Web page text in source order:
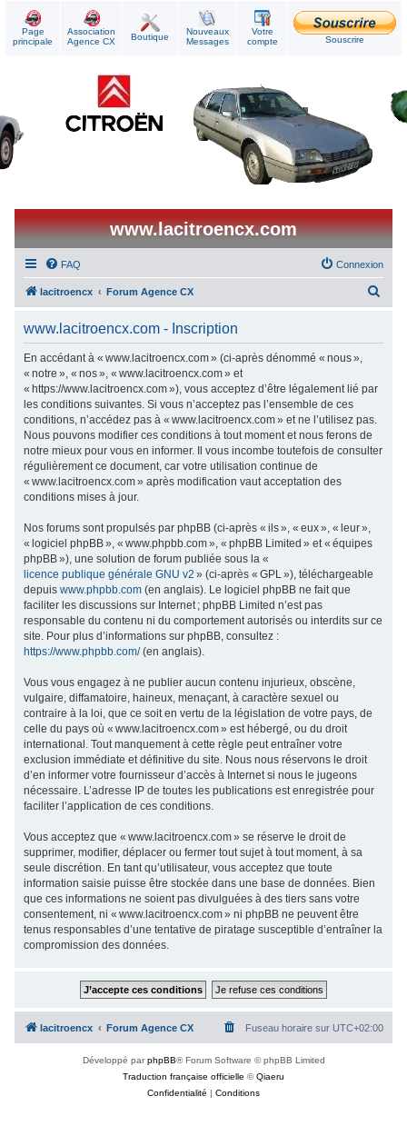
Page
principale
Association
Agence CX
Boutique
Nouveaux
Messages
Votre
compte
Souscrire
www.lacitroencx.com
FAQ Connexion
lacitroencx Forum Agence CX
www.lacitroencx.com - Inscription
En accédant à « www.lacitroencx.com » (ci-après dénommé « nous »,
« notre », « nos », « www.lacitroencx.com » et
« https://www.lacitroencx.com »), vous acceptez d’être légalement lié par
les conditions suivantes. Si vous n’acceptez pas l’ensemble de ces
conditions, n’accédez pas à « www.lacitroencx.com » et ne l’utilisez pas.
Nous pouvons modifier ces conditions à tout moment et nous ferons de
notre mieux pour vous en informer. Il vous incombe toutefois de consulter
régulièrement ce document, car votre utilisation continue de
« www.lacitroencx.com » après modification vaut acceptation des
conditions mises à jour.
Nos forums sont propulsés par phpBB (ci-après « ils », « eux », « leur »,
« logiciel phpBB », « www.phpbb.com », « phpBB Limited » et « équipes
phpBB »), une solution de forum publiée sous la «
licence publique générale GNU v2 » (ci-après « GPL »), téléchargeable
depuiswww.phpbb.com (en anglais). Le logiciel phpBB ne fait que
faciliter les discussions sur Internet ; phpBB Limited n’est pas
responsable du contenu ni du comportement autorisés ou interdits sur ce
site. Pour plus d’informations sur phpBB, consultez :
https://www.phpbb.com/(en anglais).
Vous vous engagez à ne publier aucun contenu injurieux, obscène,
vulgaire, diffamatoire, haineux, menaçant, à caractère sexuel ou
contraire à la loi, que ce soit en vertu de la législation de votre pays, de
celle du pays où « www.lacitroencx.com » est hébergé, ou du droit
international. Tout manquement à cette règle peut entraîner votre
exclusion immédiate et définitive du site. Nous nous réservons le droit
d’en informer votre fournisseur d’accès à Internet si nous le jugeons
nécessaire. L’adresse IP de toutes les publications est enregistrée pour
faciliter l’application de ces conditions.
Vous acceptez que « www.lacitroencx.com » se réserve le droit de
supprimer, modifier, déplacer ou fermer tout sujet à tout moment, à sa
seule discrétion. En tant qu’utilisateur, vous acceptez que toute
information saisie puisse être stockée dans une base de données. Bien
que ces informations ne soient pas divulguées à des tiers sans votre
consentement, ni « www.lacitroencx.com » ni phpBB ne peuvent être
tenus responsables d’une tentative de piratage susceptible d’entraîner la
compromission des données.
lacitroencx Forum Agence CX Fuseau horaire sur UTC+02:00
Développé parphpBB® Forum Software © phpBB Limited
Traduction française officielle ©Qiaeru
Confidentialité | Conditions